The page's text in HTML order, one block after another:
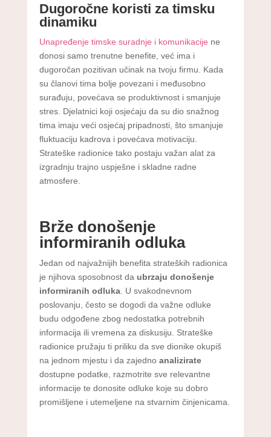
Dugoročne koristi za timsku
dinamiku
Unapređenje timske suradnje i komunikacije ne
donosi samo trenutne benefite, već ima i
dugoročan pozitivan učinak na tvoju firmu. Kada
su članovi tima bolje povezani i međusobno
surađuju, povećava se produktivnost i smanjuje
stres. Djelatnici koji osjećaju da su dio snažnog
tima imaju veći osjećaj pripadnosti, što smanjuje
fluktuaciju kadrova i povećava motivaciju.
Strateške radionice tako postaju važan alat za
izgradnju trajno uspješne i skladne radne
atmosfere.
Brže donošenje
informiranih odluka
Jedan od najvažnijih benefita strateških radionica
je njihova sposobnost da ubrzaju donošenje
informiranih odluka. U svakodnevnom
poslovanju, često se dogodi da važne odluke
budu odgođene zbog nedostatka potrebnih
informacija ili vremena za diskusiju. Strateške
radionice pružaju ti priliku da sve dionike okupiš
na jednom mjestu i da zajedno analizirate
dostupne podatke, razmotrite sve relevantne
informacije te donosite odluke koje su dobro
promišljene i utemeljene na stvarnim činjenicama.